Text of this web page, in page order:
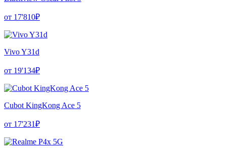
от 17'810₽
Vivo Y31d
от 19'134₽
Cubot KingKong Ace 5
от 17'231₽